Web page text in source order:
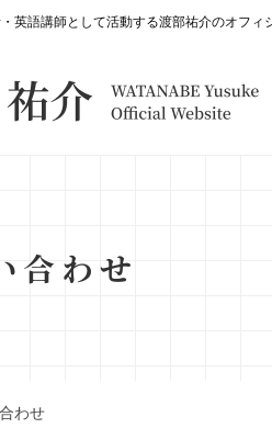
英語講師として活動する渡部祐介のオフィ
合わせ
わせ